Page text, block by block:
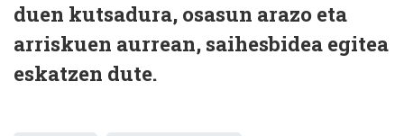
duen kutsadura, osasun arazo eta
arriskuen aurrean, saihesbidea egitea
eskatzen dute.